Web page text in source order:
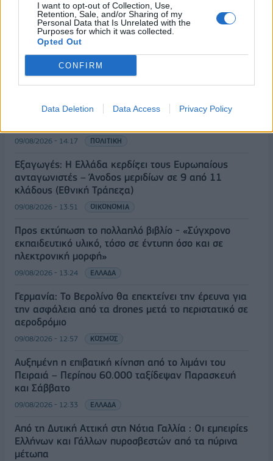
I want to opt-out of Collection, Use,
Retention, Sale, and/or Sharing of my
Personal Data that Is Unrelated with the
Purposes for which it was collected.
Opted Out
CONFIRM
Data Deletion Data Access Privacy Policy
ΡΟΗ ΕΙΔΗΣΕΩΝ
Π. Μαρινάκης: «Το δημογραφικό δεν μπορεί να
περιμένει»
09/08/2026 - 14:34 ΠΟΛΙΤΙΚΗ
Ε. Τουρνάς: Πάνω από 400 πυρκαγιές σε δέκα
09/08/2026 - 14:17 ΠΟΛΙΤΙΚΗ
Εξαγωγές: Η Ελλάδα κερδίζει τους Ευρωπαίους
ανταγωνιστές – Άνοδος μεριδίων σε 9 από 11
κλάδους (Εθνική Τράπεζα)
09/08/2026 - 13:51 ΟΙΚΟΝΟΜΙΑ
Προς εκτύπωση το πολλαπλό βιβλίο - «Σύγχρονο
εκπαιδευτικό υλικό, τόσο σε έντυπη όσο και σε
ηλεκτρονική μορφή»
09/08/2026 - 13:24 ΕΛΛΑΔΑ
Γερμανία: Το Βερολίνο θα επεκτείνει την έρευνα για
την ασφάλεια από τα drones μετά το περιστατικό σε
αεροδρόμιο
09/08/2026 - 12:57 ΚΟΣΜΟΣ
Αυξημένη η επιβατική κίνηση από το λιμάνι του
Πειραιά – Περίπου 60.000 ταξίδεψαν Παρασκευή
και Σάββατο
09/08/2026 - 12:33 ΕΛΛΑΔΑ
Από τη Δυτική Αττική στη Νότια Γαλλία : Οι εμπειρίες
Ελλήνων και Γάλλων πυροσβεστών από τα πύρινα
μέτωπα